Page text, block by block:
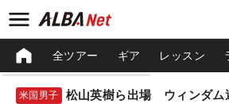
全ツアー ギア レッスン
米国男子